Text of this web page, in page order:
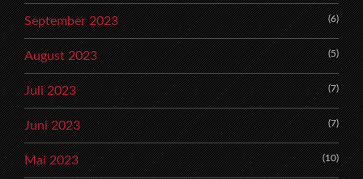
September 2023 (6)
August 2023 (5)
Juli 2023 (7)
Juni 2023 (7)
Mai 2023 (10)